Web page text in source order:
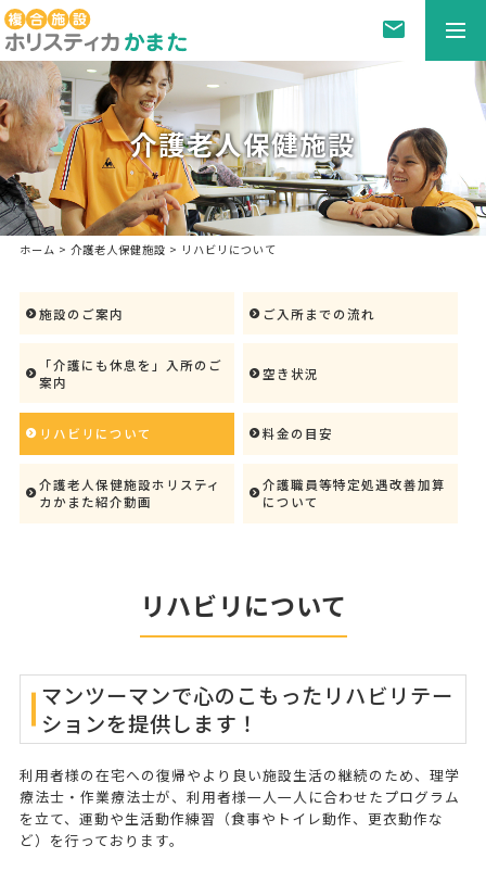
介護老人保健施設
ホーム > 介護老人保健施設 > リハビリについて
施設のご案内 ご入所までの流れ
「介護にも休息を」入所のご
案内
空き状況
リハビリについて 料金の目安
介護老人保健施設ホリスティ
カかまた紹介動画
介護職員等特定処遇改善加算
について
リハビリについて
マンツーマンで心のこもったリハビリテー
ションを提供します！
利用者様の在宅への復帰やより良い施設生活の継続のため、理学
療法士・作業療法士が、利用者様一人一人に合わせたプログラム
を立て、運動や生活動作練習（食事やトイレ動作、更衣動作な
ど）を行っております。